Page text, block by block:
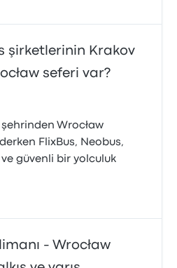
şirketlerinin Krakov
seferi var?
Wrocław
FlixBus, Neobus,
güvenli bir yolculuk
- Wrocław